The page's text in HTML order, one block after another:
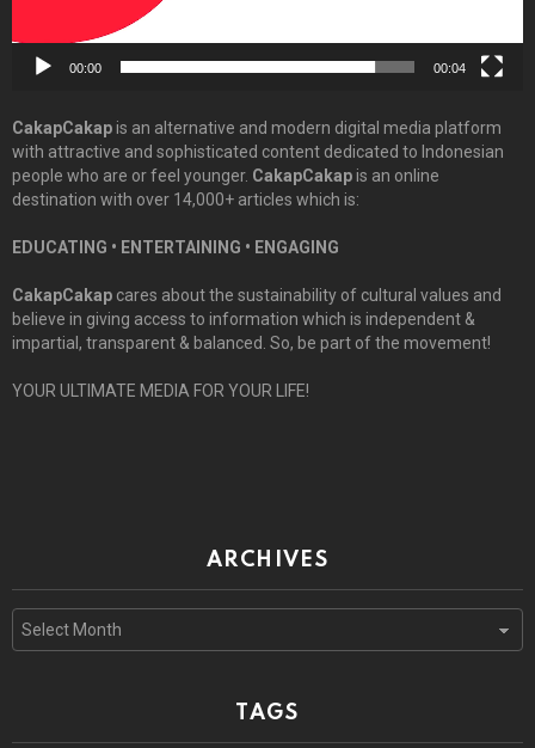
00:00 00:04
CakapCakapis an alternative and modern digital media platform
with attractive and sophisticated content dedicated to Indonesian
people who are or feel younger. CakapCakapis an online
destination with over 14,000+ articles which is:
EDUCATING • ENTERTAINING • ENGAGING
CakapCakap cares about the sustainability of cultural values and
believe in giving access to information which is independent &
impartial, transparent & balanced. So, be part of the movement!
YOUR ULTIMATE MEDIA FOR YOUR LIFE!
ARCHIVES
Archives
TAGS